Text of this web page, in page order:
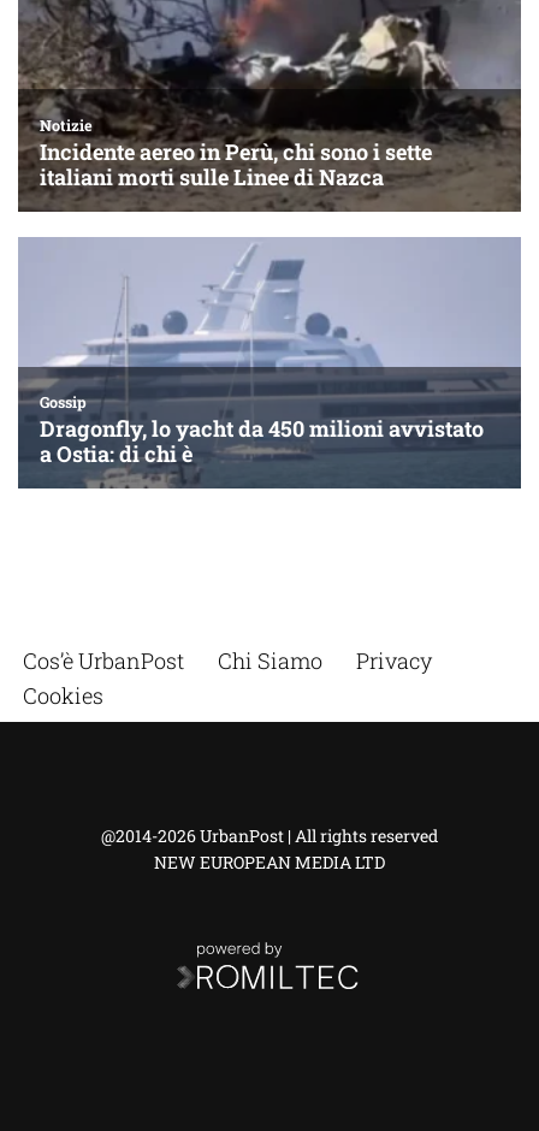
Cos’è UrbanPost Chi Siamo
Privacy
Cookies
@2014-2026 UrbanPost | All rights reserved
NEW EUROPEAN MEDIA LTD